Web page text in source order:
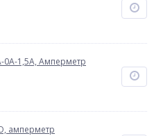
0А-1,5А, Амперметр
амперметр